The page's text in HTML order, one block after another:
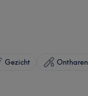
Gezicht Ontharen